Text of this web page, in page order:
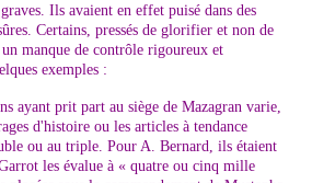
Ils avaient en effet puisé dans des
Certains, pressés de glorifier et non de
manque de contrôle rigoureux et
exemples :
ayant prit part au siège de Mazagran varie,
d'histoire ou les articles à tendance
ou au triple. Pour A. Bernard, ils étaient
les évalue à « quatre ou cinq mille